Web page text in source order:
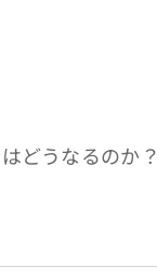
どうなるのか？